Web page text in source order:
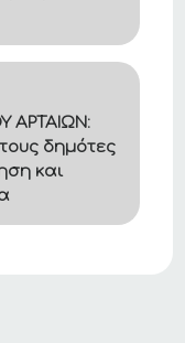
ΑΡΤΑΙΩΝ:
δημότες
και